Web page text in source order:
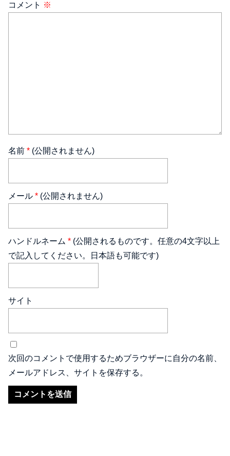
コメント ※
名前 * (公開されません)
メール * (公開されません)
ハンドルネーム * (公開されるものです。任意の4文字以上
で記入してください。日本語も可能です)
サイト
次回のコメントで使用するためブラウザーに自分の名前、
メールアドレス、サイトを保存する。